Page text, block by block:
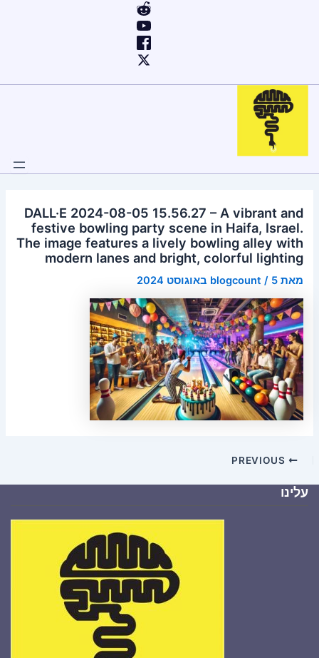
DALL·E 2024-08-05 15.56.27 – A vibrant and
festive bowling party scene in Haifa, Israel.
The image features a lively bowling alley with
modern lanes and bright, colorful lighting
מאת blogcount / 5 באוגוסט 2024
עלינו